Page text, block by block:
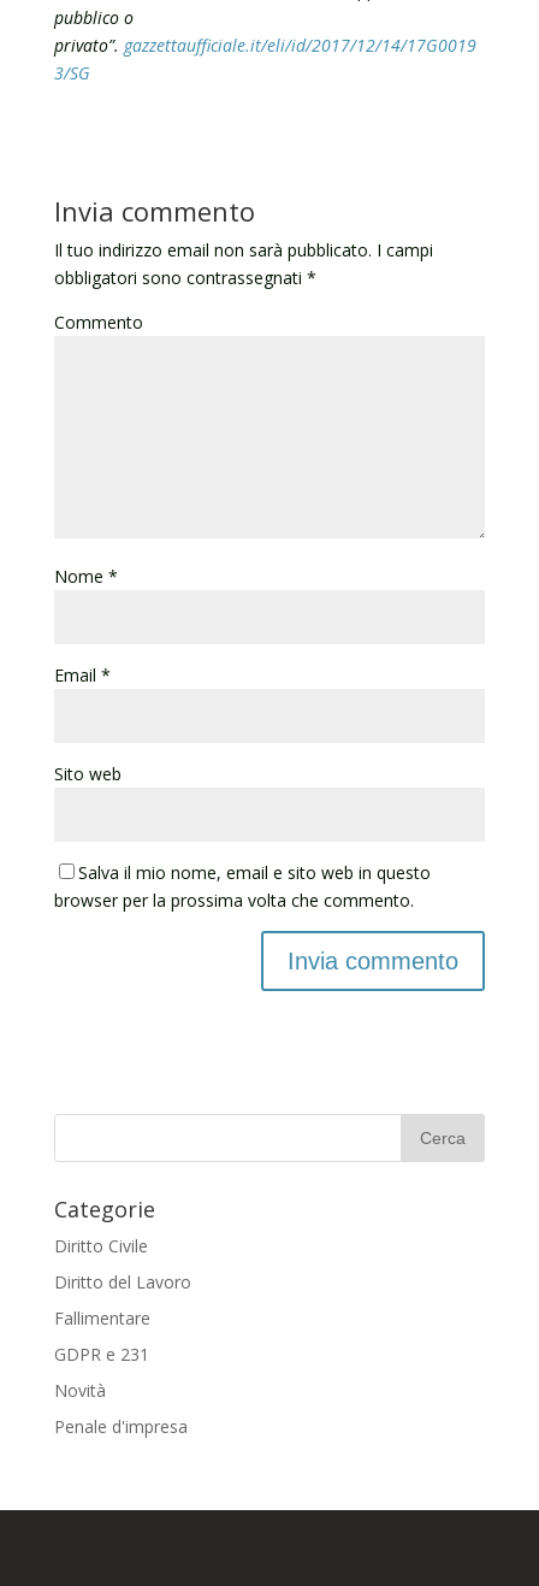
pubblico o
privato”. gazzettaufficiale.it/eli/id/2017/12/14/17G0019
3/SG
Invia commento
Il tuo indirizzo email non sarà pubblicato. I campi
obbligatori sono contrassegnati *
Commento
Nome *
Email *
Sito web
Salva il mio nome, email e sito web in questo
browser per la prossima volta che commento.
Categorie
Diritto Civile
Diritto del Lavoro
Fallimentare
GDPR e 231
Novità
Penale d'impresa